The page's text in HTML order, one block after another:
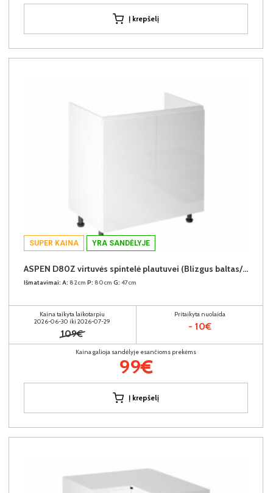
Į krepšelį
SUPER KAINA YRA SANDĖLYJE
ASPEN D80Z virtuvės spintelė plautuvei (Blizgus baltas/Baltas)
Išmatavimai: A: 82cm P: 80cm G: 47cm
Kaina taikyta laikotarpiu
2026-06-30 iki 2026-07-29
109€
Pritaikyta nuolaida
- 10€
Kaina galioja sandėlyje esančioms prekėms
99€
Į krepšelį